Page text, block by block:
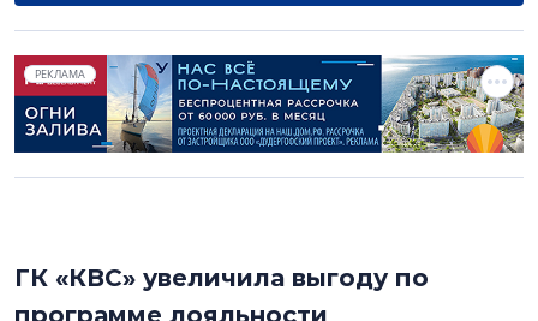
РЕКЛАМА
ГК «КВС» увеличила выгоду по
программе лояльности